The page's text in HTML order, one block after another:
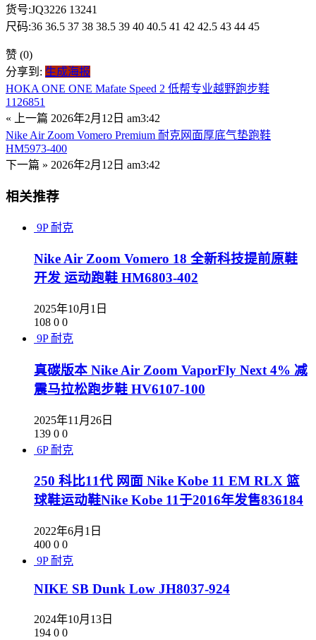
货号:JQ3226 13241
尺码:36 36.5 37 38 38.5 39 40 40.5 41 42 42.5 43 44 45
赞 (0)
分享到: 生成海报
HOKA ONE ONE Mafate Speed 2 低帮专业越野跑步鞋
1126851
« 上一篇 2026年2月12日 am3:42
Nike Air Zoom Vomero Premium 耐克网面厚底气垫跑鞋
HM5973-400
下一篇 » 2026年2月12日 am3:42
相关推荐
9P 耐克
Nike Air Zoom Vomero 18 全新科技提前原鞋
开发 运动跑鞋 HM6803-402
2025年10月1日
108 0 0
9P 耐克
真碳版本 Nike Air Zoom VaporFly Next 4% 减
震马拉松跑步鞋 HV6107-100
2025年11月26日
139 0 0
6P 耐克
250 科比11代 网面 Nike Kobe 11 EM RLX 篮
球鞋运动鞋Nike Kobe 11于2016年发售836184
2022年6月1日
400 0 0
9P 耐克
NIKE SB Dunk Low JH8037-924
2024年10月13日
194 0 0